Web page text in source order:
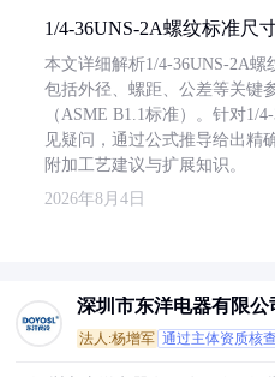
1/4-36UNS-2A螺纹标准尺
本文详细解析1/4-36UNS-2A螺
包括外径、螺距、公差等关键
（ASME B1.1标准）。针对1/
见疑问，通过公式推导给出精
附加工艺建议与扩展知识。
2026年8月4日
深圳市东洋电器有限公
法人:杨增军 通过主体资质核查